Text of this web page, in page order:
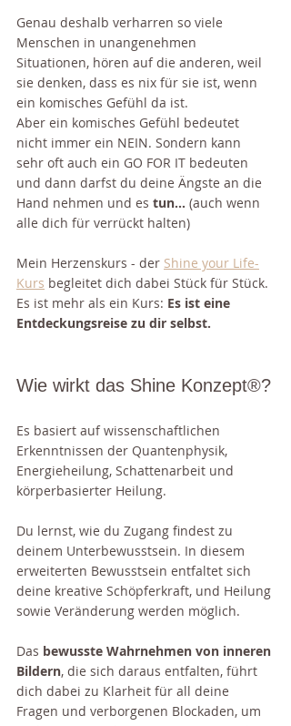
Genau deshalb verharren so viele
Menschen in unangenehmen
Situationen, hören auf die anderen, weil
sie denken, dass es nix für sie ist, wenn
ein komisches Gefühl da ist.
Aber ein komisches Gefühl bedeutet
nicht immer ein NEIN. Sondern kann
sehr oft auch ein GO FOR IT bedeuten
und dann darfst du deine Ängste an die
Hand nehmen und es tun... (auch wenn
alle dich für verrückt halten)
Mein Herzenskurs - der Shine your Life-
Kurs begleitet dich dabei Stück für Stück.
Es ist mehr als ein Kurs: Es ist eine
Entdeckungsreise zu dir selbst.
Wie wirkt das Shine Konzept®?
Es basiert auf wissenschaftlichen
Erkenntnissen der Quantenphysik,
Energieheilung, Schattenarbeit und
körperbasierter Heilung.
Du lernst, wie du Zugang findest zu
deinem Unterbewusstsein. In diesem
erweiterten Bewusstsein entfaltet sich
deine kreative Schöpferkraft, und Heilung
sowie Veränderung werden möglich.
Das bewusste Wahrnehmen von inneren
Bildern, die sich daraus entfalten, führt
dich dabei zu Klarheit für all deine
Fragen und verborgenen Blockaden, um